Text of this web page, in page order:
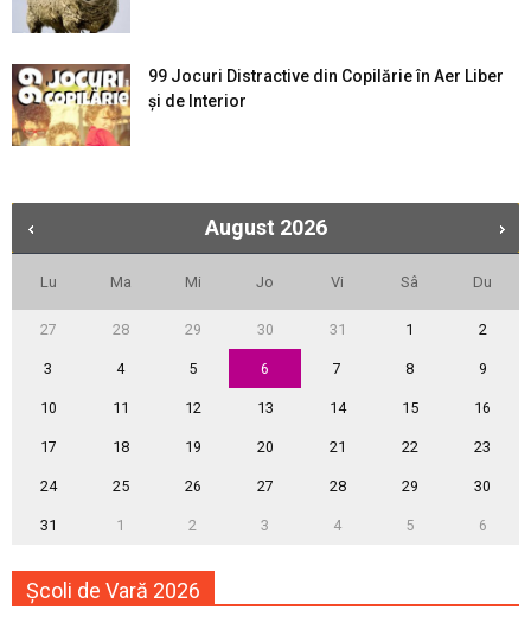
99 Jocuri Distractive din Copilărie în Aer Liber
şi de Interior
August 2026
Lu Ma Mi Jo Vi Sâ Du
27 28 29 30 31 1 2
3 4 5 6 7 8 9
10 11 12 13 14 15 16
17 18 19 20 21 22 23
24 25 26 27 28 29 30
31 1 2 3 4 5 6
Școli de Vară 2026